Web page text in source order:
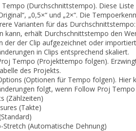
Tempo (Durchschnittstempo). Diese
„0,5×“ und „2×“. Die
Varianten für das
kann, erhält Durchschnittstempo den
der der Clip aufgezeichnet oder
in Clips entsprechend skaliert.
Tempo (Projekttempo folgen).
des Projekts.
(Optionen für Tempo folgen). Hier
folgt, wenn Follow Proj Tempo
(Zählzeiten)
(Takte)
Stretch (Automatische Dehnung)